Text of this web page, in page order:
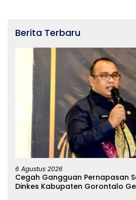
Berita Terbaru
6 Agustus 2026
Cegah Gangguan Pernapasan
Dinkes Kabupaten Gorontalo